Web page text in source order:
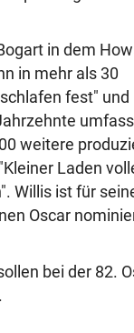
in dem
in mehr als 30
fest" und
weitere
Laden
Willis ist für
Oscar
bei der 82.